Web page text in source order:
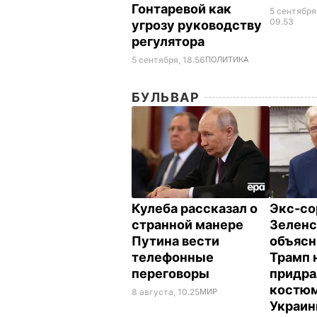
Гонтаревой как
угрозу руководству
регулятора
5 сентября, 18.56ПОЛИТИКА
5 сентября,
09.53
БУЛЬВАР
Кулеба рассказал о
странной манере
Путина вести
телефонные
переговоры
8 августа, 10.25МИР
Экс-
Трамп